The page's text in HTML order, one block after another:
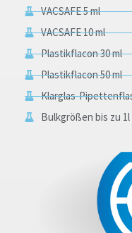
VACSAFE 5 ml
VACSAFE 10 ml
Plastikflacon 30 ml
Plastikflacon 50 ml
Klarglas-
Bulkgrößen bis zu 1l